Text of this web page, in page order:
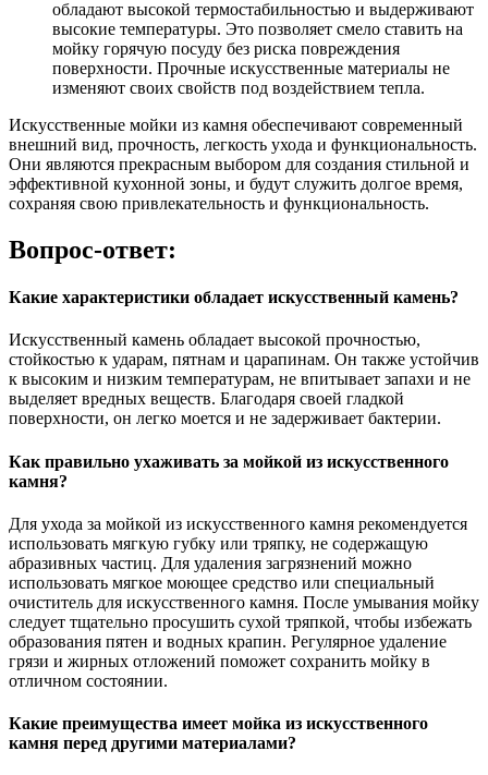
обладают высокой термостабильностью и выдерживают
высокие температуры. Это позволяет смело ставить на
мойку горячую посуду без риска повреждения
поверхности. Прочные искусственные материалы не
изменяют своих свойств под воздействием тепла.
Искусственные мойки из камня обеспечивают современный
внешний вид, прочность, легкость ухода и функциональность.
Они являются прекрасным выбором для создания стильной и
эффективной кухонной зоны, и будут служить долгое время,
сохраняя свою привлекательность и функциональность.
Вопрос-ответ:
Какие характеристики обладает искусственный камень?
Искусственный камень обладает высокой прочностью,
стойкостью к ударам, пятнам и царапинам. Он также устойчив
к высоким и низким температурам, не впитывает запахи и не
выделяет вредных веществ. Благодаря своей гладкой
поверхности, он легко моется и не задерживает бактерии.
Как правильно ухаживать за мойкой из искусственного
камня?
Для ухода за мойкой из искусственного камня рекомендуется
использовать мягкую губку или тряпку, не содержащую
абразивных частиц. Для удаления загрязнений можно
использовать мягкое моющее средство или специальный
очиститель для искусственного камня. После умывания мойку
следует тщательно просушить сухой тряпкой, чтобы избежать
образования пятен и водных крапин. Регулярное удаление
грязи и жирных отложений поможет сохранить мойку в
отличном состоянии.
Какие преимущества имеет мойка из искусственного
камня перед другими материалами?